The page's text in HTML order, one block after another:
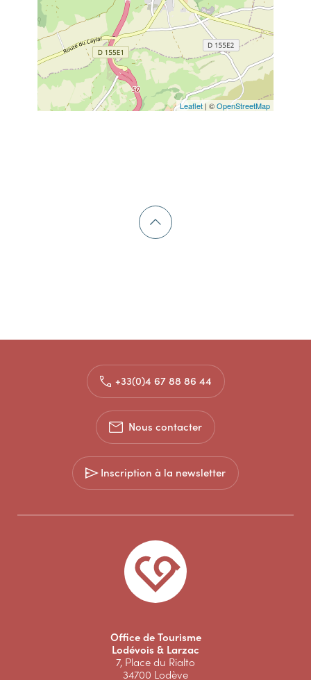
Leaflet | ©OpenStreetMap
+33(0)4 67 88 86 44
Nous contacter
Inscription à la newsletter
Office de Tourisme
Lodévois & Larzac
7, Place du Rialto
34700 Lodève